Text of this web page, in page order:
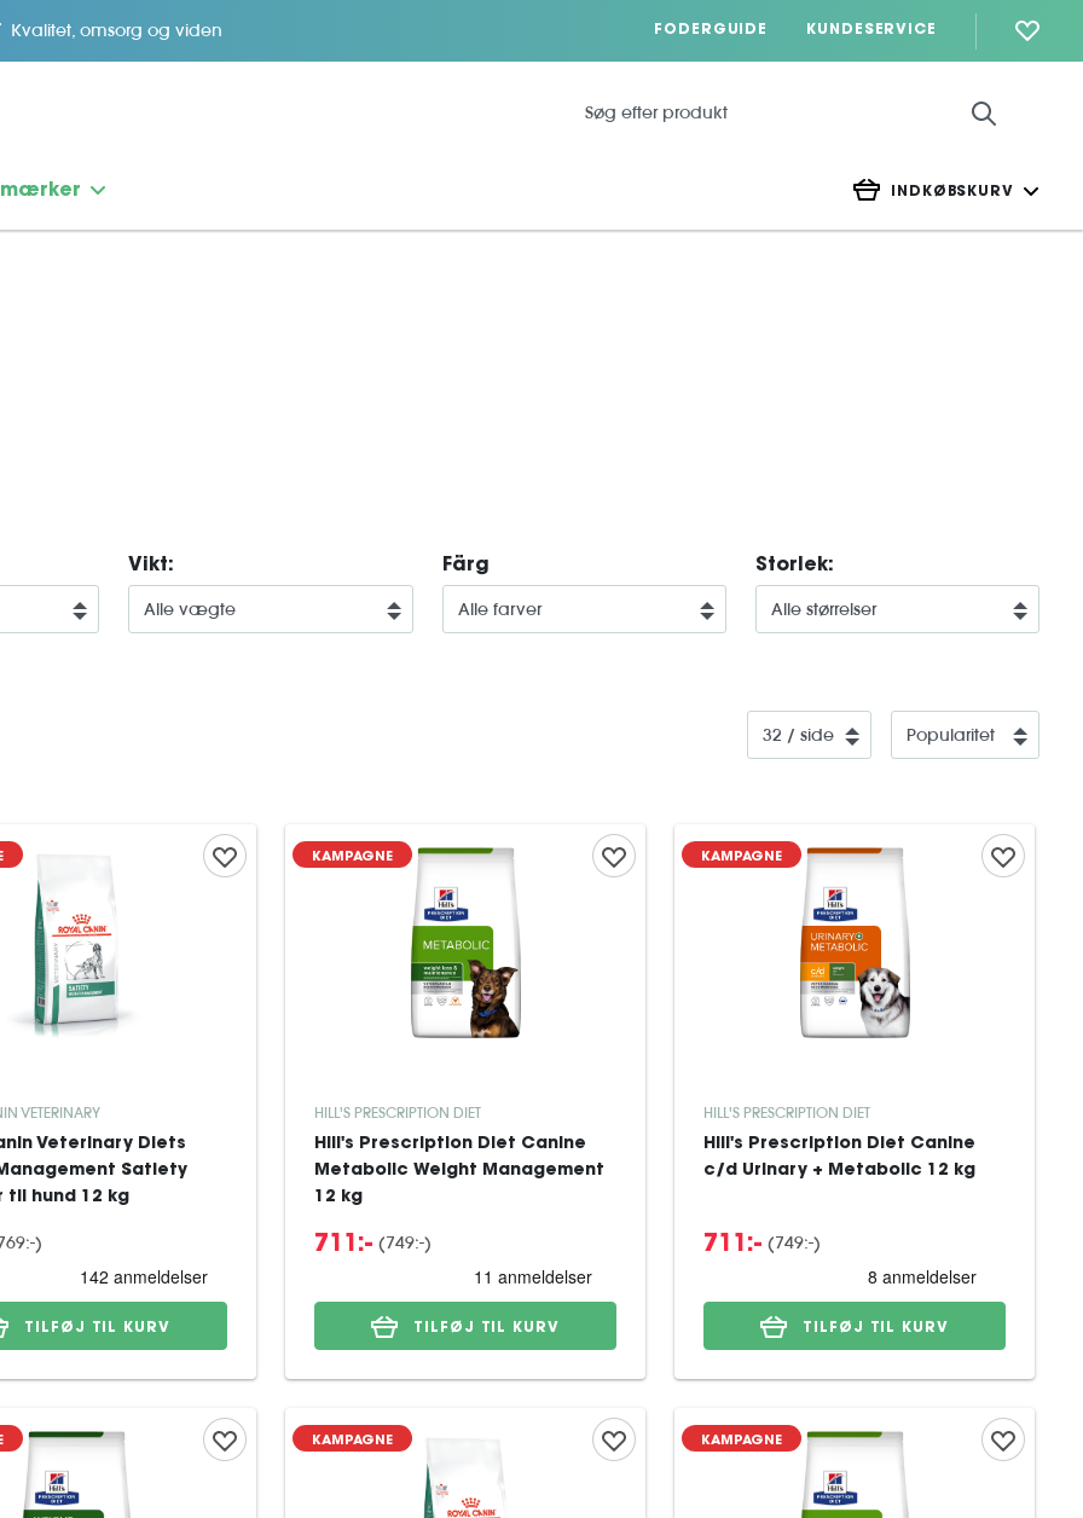
Kvalitet, omsorg og viden FODERGUIDE KUNDESERVICE
INDKØBSKURV
Vikt: Färg Storlek:
VETERINARY
Veterinary Diets
Satiety
hund 12 kg
)
TILFØJ TIL KURV
KAMPAGNE
HILL'S PRESCRIPTION DIET
Hill's Prescription Diet Canine
Metabolic Weight Management
12 kg
711:- (749:-)
TILFØJ TIL KURV
KAMPAGNE
HILL'S PRESCRIPTION DIET
Hill's Prescription Diet Canine
c/d Urinary + Metabolic 12 kg
711:- (749:-)
TILFØJ TIL KURV
KAMPAGNE KAMPAGNE